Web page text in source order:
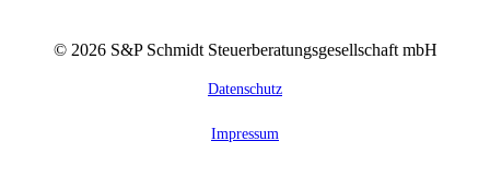
© 2026S&P Schmidt Steuerberatungsgesellschaft mbH
Datenschutz
Impressum